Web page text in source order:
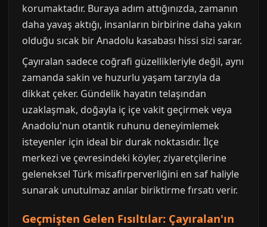
korumaktadır. Buraya adım attığınızda, zamanın
daha yavaş aktığı, insanların birbirine daha yakın
olduğu sıcak bir Anadolu kasabası hissi sizi sarar.
Çayıralan sadece coğrafi güzellikleriyle değil, aynı
zamanda sakin ve huzurlu yaşam tarzıyla da
dikkat çeker. Gündelik hayatın telaşından
uzaklaşmak, doğayla iç içe vakit geçirmek veya
Anadolu'nun otantik ruhunu deneyimlemek
isteyenler için ideal bir durak noktasıdır. İlçe
merkezi ve çevresindeki köyler, ziyaretçilerine
geleneksel Türk misafirperverliğini en saf haliyle
sunarak unutulmaz anılar biriktirme fırsatı verir.
Geçmişten Gelen Fısıltılar: Çayıralan'ın